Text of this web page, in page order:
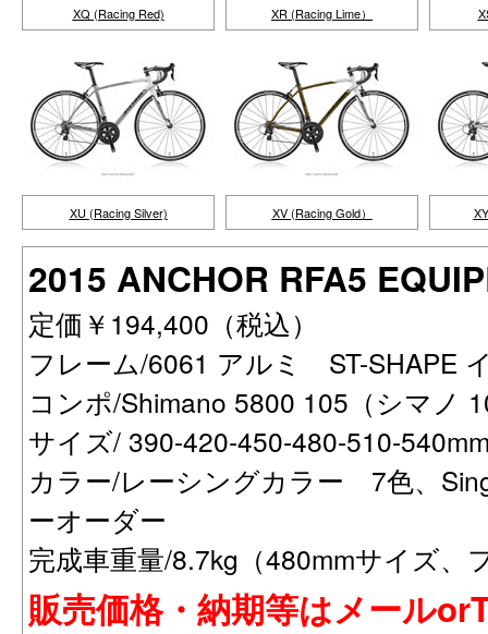
XQ (Racing Red) XR (Racing Lime）
XU (Racing Silver) XV (Racing Gold）
2015 ANCHOR RFA5
定価￥194,400（税込）
フレーム/6061 アルミ ST-SHAPE
コンポ/Shimano 5800 105（シマノ
サイズ/ 390-420-450-480-510-
カラー/レーシングカラー 7色、
ーオーダー
完成車重量/8.7kg（480mmサイズ、
販売価格・納期等はメール